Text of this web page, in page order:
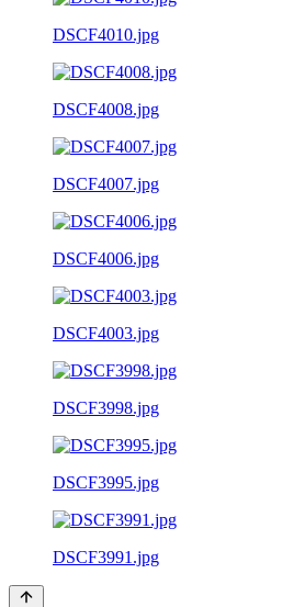
DSCF4010.jpg
DSCF4008.jpg
DSCF4007.jpg
DSCF4006.jpg
DSCF4003.jpg
DSCF3998.jpg
DSCF3995.jpg
DSCF3991.jpg